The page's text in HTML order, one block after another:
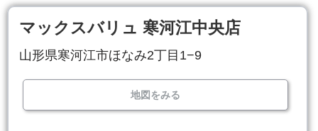
マックスバリュ 寒河江中央店
山形県寒河江市ほなみ2丁目1−9
地図をみる